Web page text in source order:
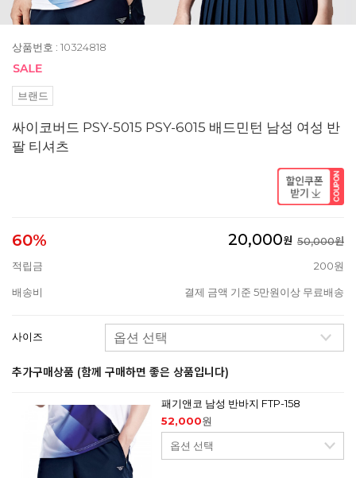
상품번호 : 10324818
브랜드
싸이코버드 PSY-5015 PSY-6015 배드민턴 남성 여성 반
팔 티셔츠
60% 20,000원 50,000원
적립금
200원
배송비 결제 금액 기준 5만원이상 무료배송
사이즈
추가구매상품 (함께 구매하면 좋은 상품입니다)
패기앤코 남성 반바지 FTP-158
52,000원